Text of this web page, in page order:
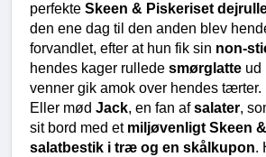
perfekte Skeen & Piskeriset
den ene dag til den anden blev
forvandlet, efter at hun fik sin non-
hendes kager rullede smørglatte ud
venner gik amok over hendes tærter.
Eller mød Jack, en fan af salater,
sit bord med et miljøvenligt Skeen
salatbestik i træ og en skålkupon.